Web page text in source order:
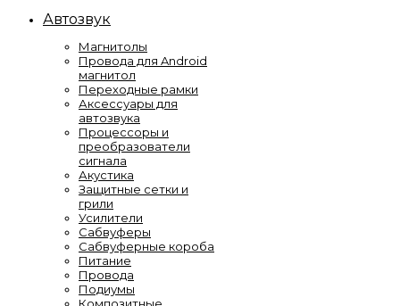
Автозвук
Магнитолы
Провода для Android
магнитол
Переходные рамки
Аксессуары для
автозвука
Процессоры и
преобразователи
сигнала
Акустика
Защитные сетки и
грили
Усилители
Сабвуферы
Сабвуферные короба
Питание
Провода
Подиумы